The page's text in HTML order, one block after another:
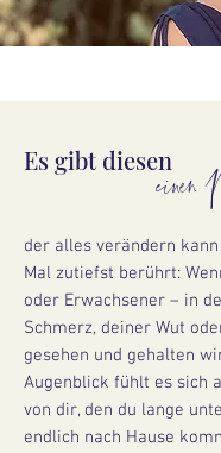
Es gibt dieseneinen
der alles verändern
Mal zutiefst berührt:
oder Erwachsener – in
Schmerz, deiner Wut
gesehen und gehalten
Augenblick fühlt es sich
von dir, den du lange
endlich nach Hause